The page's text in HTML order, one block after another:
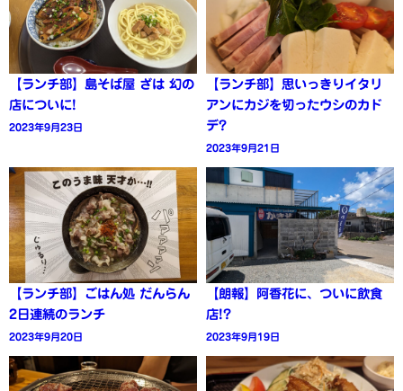
【ランチ部】島そば屋 ざは 幻の
店についに!
2023年9月23日
【ランチ部】思いっきりイタリ
アンにカジを切ったウシのカド
デ?
2023年9月21日
【ランチ部】ごはん処 だんらん
2日連続のランチ
2023年9月20日
【朗報】阿香花に、ついに飲食
店!?
2023年9月19日